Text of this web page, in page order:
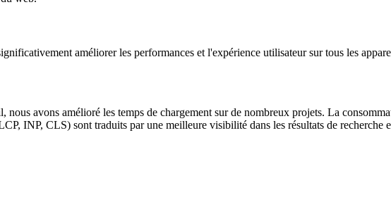
améliorer les performances et l'expérience utilisateur sur tous les
nous avons amélioré les temps de chargement sur de nombreux projets. La
INP, CLS) sont traduits par une meilleure visibilité dans les résultats de recherche